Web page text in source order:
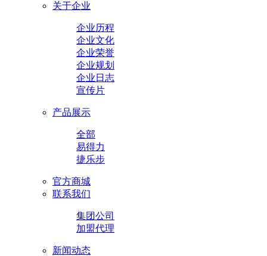
关于企业
企业历程
企业文化
企业荣誉
企业规划
企业日志
宣传片
产品展示
全部
易得力
捷乐步
官方商城
联系我们
集团公司
加盟代理
新闻动态